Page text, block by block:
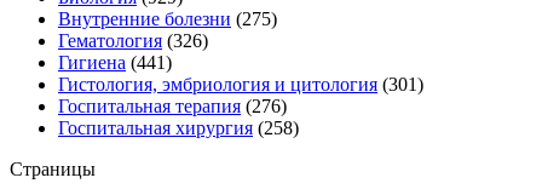
Внутренние болезни (275)
Гематология (326)
Гигиена (441)
Гистология, эмбриология и цитология (301)
Госпитальная терапия (276)
Госпитальная хирургия (258)
Страницы